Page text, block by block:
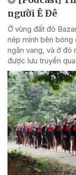
người Ê Đê
Ở vùng đất đỏ
nép mình bên
ngân vang, và ở đó
được lưu truyền